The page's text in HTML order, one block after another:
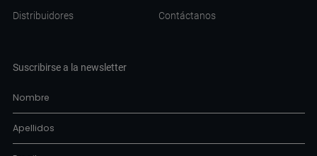
Distribuidores
Contáctanos
Suscribirse a la newsletter